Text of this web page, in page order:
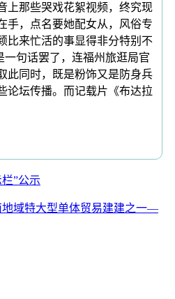
上那些哭戏花絮视频，终究现
手，点名要她配女从，风俗专
比来忙活的事显得非分特别不
一句话罢了，连福州旅逛局官
此同时，既是粉饰又是防身兵
论坛传播。而记载片《布达拉
”公示
地域特大型单体贸易建建之一—